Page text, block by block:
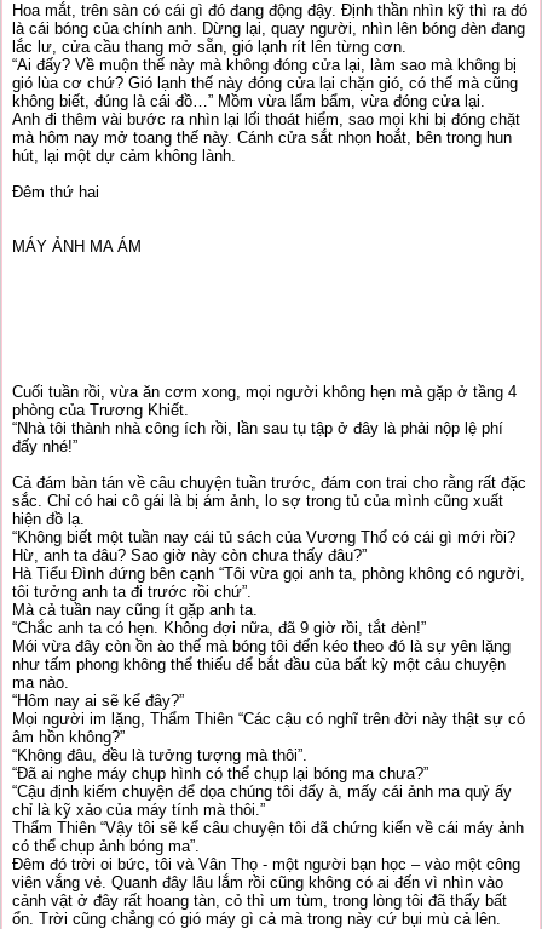
Hoa mắt, trên sàn có cái gì đó đang động đậy. Định thần nhìn kỹ thì ra đó
là cái bóng của chính anh. Dừng lại, quay người, nhìn lên bóng đèn đang
lắc lư, cửa cầu thang mở sẵn, gió lạnh rít lên từng cơn.
“Ai đấy? Về muộn thế này mà không đóng cửa lại, làm sao mà không bị
gió lùa cơ chứ? Gió lạnh thế này đóng cửa lại chặn gió, có thế mà cũng
không biết, đúng là cái đồ…” Mồm vừa lẩm bẩm, vừa đóng cửa lại.
Anh đi thêm vài bước ra nhìn lại lối thoát hiểm, sao mọi khi bị đóng chặt
mà hôm nay mở toang thế này. Cánh cửa sắt nhọn hoắt, bên trong hun
hút, lại một dự cảm không lành.
Đêm thứ hai
MÁY ẢNH MA ÁM
Cuối tuần rồi, vừa ăn cơm xong, mọi người không hẹn mà gặp ở tầng 4
phòng của Trương Khiết.
“Nhà tôi thành nhà công ích rồi, lần sau tụ tập ở đây là phải nộp lệ phí
đấy nhé!”
Cả đám bàn tán về câu chuyện tuần trước, đám con trai cho rằng rất đặc
sắc. Chỉ có hai cô gái là bị ám ảnh, lo sợ trong tủ của mình cũng xuất
hiện đồ lạ.
“Không biết một tuần nay cái tủ sách của Vương Thổ có cái gì mới rồi?
Hừ, anh ta đâu? Sao giờ này còn chưa thấy đâu?”
Hà Tiểu Đình đứng bên cạnh “Tôi vừa gọi anh ta, phòng không có người,
tôi tưởng anh ta đi trước rồi chứ”.
Mà cả tuần nay cũng ít gặp anh ta.
“Chắc anh ta có hẹn. Không đợi nữa, đã 9 giờ rồi, tắt đèn!”
Mói vừa đây còn ồn ào thế mà bóng tôi đến kéo theo đó là sự yên lặng
như tấm phong không thể thiếu để bắt đầu của bất kỳ một câu chuyện
ma nào.
“Hôm nay ai sẽ kể đây?”
Mọi người im lặng, Thẩm Thiên “Các cậu có nghĩ trên đời này thật sự có
âm hồn không?”
“Không đâu, đều là tưởng tượng mà thôi”.
“Đã ai nghe máy chụp hình có thể chụp lại bóng ma chưa?”
“Cậu định kiếm chuyện để dọa chúng tôi đấy à, mấy cái ảnh ma quỷ ấy
chỉ là kỹ xảo của máy tính mà thôi.”
Thẩm Thiên “Vậy tôi sẽ kể câu chuyện tôi đã chứng kiến về cái máy ảnh
có thể chụp ảnh bóng ma”.
Đêm đó trời oi bức, tôi và Vân Thọ - một người bạn học – vào một công
viên vắng vẻ. Quanh đây lâu lắm rồi cũng không có ai đến vì nhìn vào
cảnh vật ở đây rất hoang tàn, cỏ thì um tùm, trong lòng tôi đã thấy bất
ổn. Trời cũng chẳng có gió máy gì cả mà trong này cứ bụi mù cả lên.